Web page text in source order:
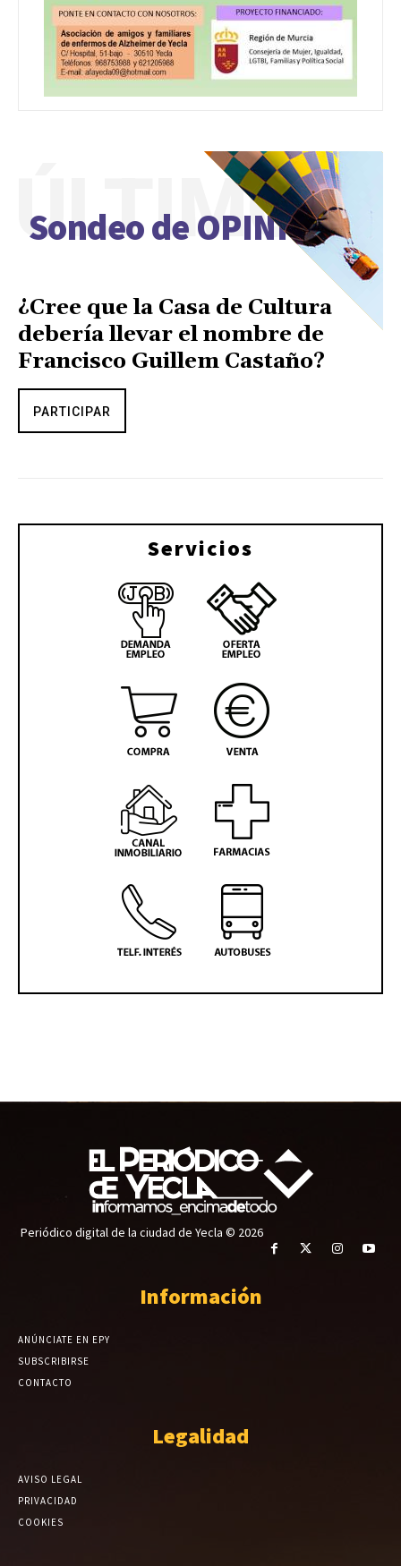
Sondeo de OPINIÓN
ÚLTIMO
¿Cree que la Casa de Cultura
debería llevar el nombre de
Francisco Guillem Castaño?
PARTICIPAR
Servicios
Periódico digital de la ciudad de Yecla © 2026
Información
ANÚNCIATE EN EPY
SUBSCRIBIRSE
CONTACTO
Legalidad
AVISO LEGAL
PRIVACIDAD
COOKIES